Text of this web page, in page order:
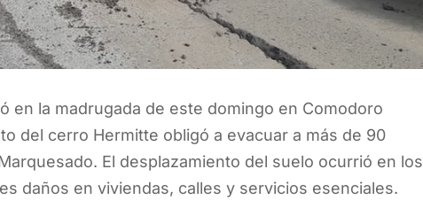
en la madrugada de este domingo en Comodoro
del cerro Hermitte obligó a evacuar a más de 90
El desplazamiento del suelo ocurrió en los
daños en viviendas, calles y servicios esenciales.